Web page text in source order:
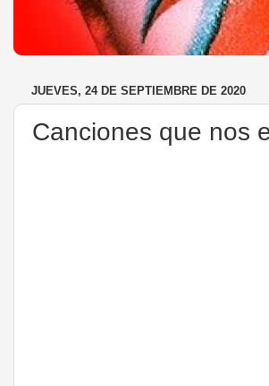
JUEVES, 24 DE SEPTIEMBRE DE 2020
Canciones que nos